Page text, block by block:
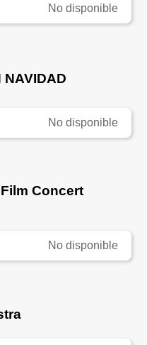
No disponible
NAVIDAD
No disponible
Concert
No disponible